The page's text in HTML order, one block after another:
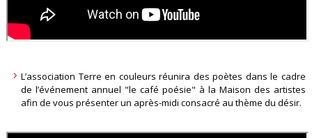
L’association Terre en couleurs réunira des poètes dans le cadre
de l’événement annuel "le café poésie" à la Maison des artistes
afin de vous présenter un après-midi consacré au thème du désir.